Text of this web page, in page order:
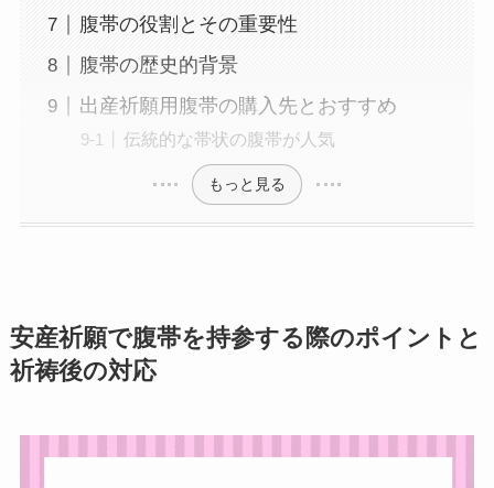
腹帯の役割とその重要性
腹帯の歴史的背景
出産祈願用腹帯の購入先とおすすめ
伝統的な帯状の腹帯が人気
もっと見る
安産祈願で腹帯を持参する際のポイントと
祈祷後の対応